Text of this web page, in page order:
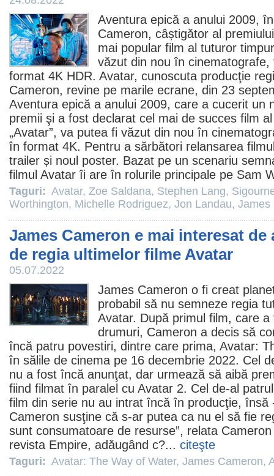
Aventura epică a anului 2009,
Cameron, câștigător al
mai popular film al tuturor
văzut din nou în cinematografe,
format 4K HDR. Avatar, cunoscuta producţie
Cameron, revine pe marile ecrane, din 23
Aventura epică a anului 2009, care a cucerit un
premii şi a fost declarat cel mai de succes film
„Avatar”, va putea fi văzut din nou în
în format 4K. Pentru a sărbători relansarea
trailer și noul poster. Bazat pe un scenariu
filmul Avatar îi are în rolurile principale pe Sam
Taguri: Avatar, Zoe Saldana, Stephen Lang,
Worthington, Michelle Rodriguez, Jon Landau, James
James Cameron e mai interesat
de regia ultimelor filme Avatar
05.07.2022
James Cameron o fi creat
probabil să nu semneze regia
Avatar. După primul film, care a
drumuri, Cameron a decis să
încă patru povestiri, dintre care prima, Avatar:
în sălile de cinema pe 16 decembrie 2022. Cel
nu a fost încă anunţat, dar urmează să aibă
fiind filmat în paralel cu Avatar 2. Cel de-al
film din serie nu au intrat încă în producţie, însă
Cameron susţine că s-ar putea ca nu el să fie
sunt consumatoare de resurse”, relata
revista Empire, adăugând c?... citeşte
Taguri: Avatar: The Way of Water, James Cameron,